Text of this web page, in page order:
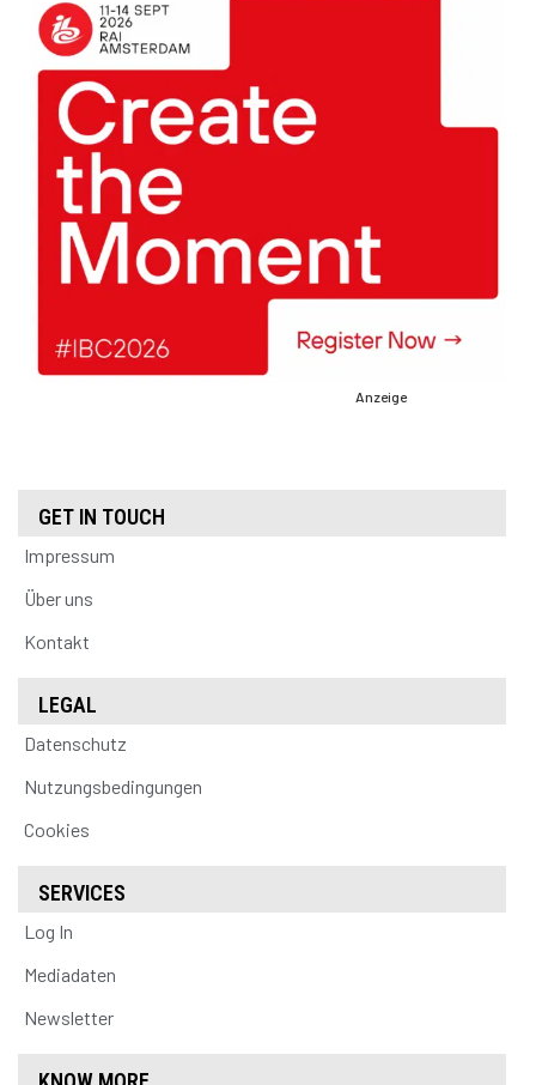
Anzeige
GET IN TOUCH
Impressum
Über uns
Kontakt
LEGAL
Datenschutz
Nutzungsbedingungen
Cookies
SERVICES
Log In
Mediadaten
Newsletter